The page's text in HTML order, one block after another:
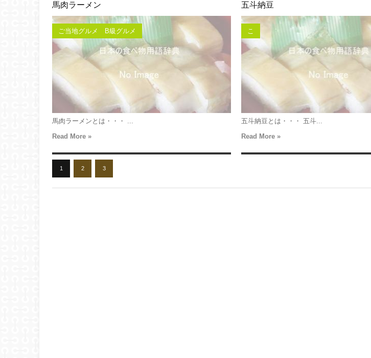
馬肉ラーメン
ご当地グルメ B級グルメ
馬肉ラーメンとは・・・ ...
Read More »
五斗納豆
こ
五斗納豆とは・・・ 五斗...
Read More »
1 2 3